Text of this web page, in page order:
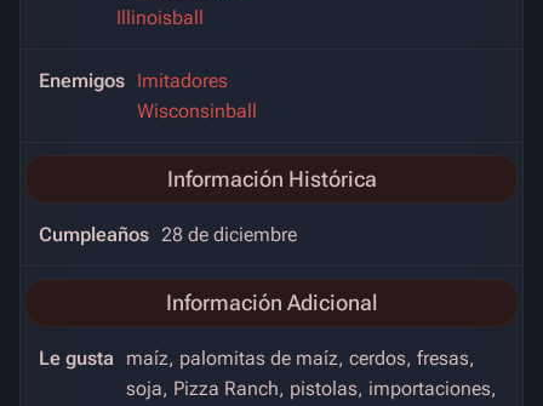
Illinoisball
Enemigos Imitadores
Wisconsinball
Información Histórica
Cumpleaños 28 de diciembre
Información Adicional
Le gusta maíz, palomitas de maíz, cerdos, fresas,
soja, Pizza Ranch, pistolas, importaciones,